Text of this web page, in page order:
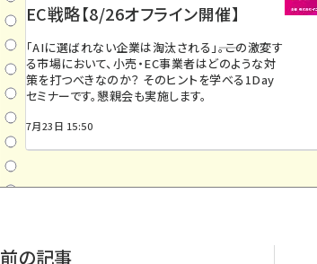
EC戦略【8/26オフライン開催】
「AIに選ばれない企業は淘汰される」――。この激変す
る市場において、小売・EC事業者はどのような対
策を打つべきなのか？ そのヒントを学べる1Day
セミナーです。懇親会も実施します。
7月23日 15:50
前の記事